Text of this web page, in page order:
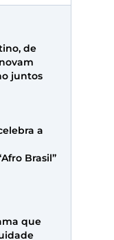
de
juntos
a
Brasil”
que